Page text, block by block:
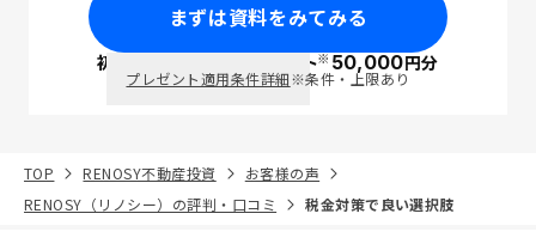
まずは資料をみてみる
初回面談で ポイント※50,000円分
プレゼント適用条件詳細※条件・上限あり
TOP RENOSY不動産投資
お客様の声
RENOSY（リノシー）の評判・口コミ
税金対策で良い選択肢